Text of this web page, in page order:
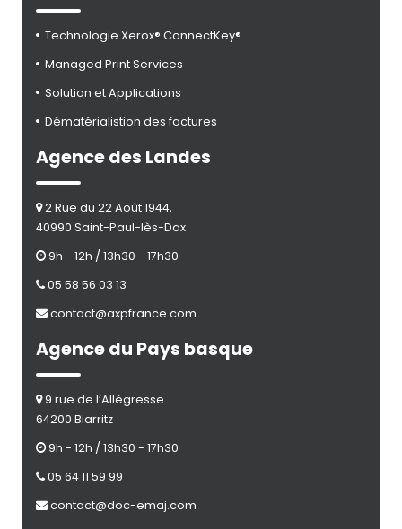
Technologie Xerox® ConnectKey®
Managed Print Services
Solution et Applications
Dématérialistion des factures
Agence des Landes
2 Rue du 22 Août 1944,
40990 Saint-Paul-lès-Dax
9h - 12h / 13h30 - 17h30
05 58 56 03 13
contact@axpfrance.com
Agence du Pays basque
9 rue de l’Allégresse
64200 Biarritz
9h - 12h / 13h30 - 17h30
05 64 11 59 99
contact@doc-emaj.com